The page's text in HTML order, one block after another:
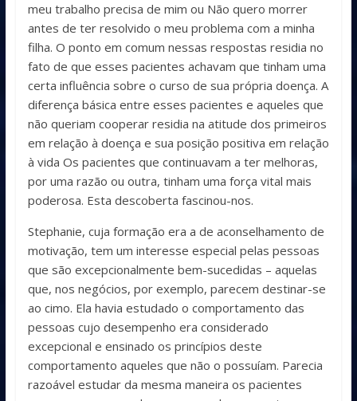
meu trabalho precisa de mim ou Não quero morrer
antes de ter resolvido o meu problema com a minha
filha. O ponto em comum nessas respostas residia no
fato de que esses pacientes achavam que tinham uma
certa influência sobre o curso de sua própria doença. A
diferença básica entre esses pacientes e aqueles que
não queriam cooperar residia na atitude dos primeiros
em relação à doença e sua posição positiva em relação
à vida Os pacientes que continuavam a ter melhoras,
por uma razão ou outra, tinham uma força vital mais
poderosa. Esta descoberta fascinou-nos.
Stephanie, cuja formação era a de aconselhamento de
motivação, tem um interesse especial pelas pessoas
que são excepcionalmente bem-sucedidas – aquelas
que, nos negócios, por exemplo, parecem destinar-se
ao cimo. Ela havia estudado o comportamento das
pessoas cujo desempenho era considerado
excepcional e ensinado os princípios deste
comportamento aqueles que não o possuíam. Parecia
razoável estudar da mesma maneira os pacientes